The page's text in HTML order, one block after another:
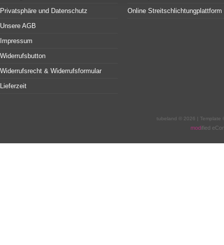
Privatsphäre und Datenschutz
Unsere AGB
Impressum
Widerrufsbutton
Widerrufsrecht & Widerrufsformular
Lieferzeit
Online Streitschlichtungplattform
tubeland © 2026 | Template
modified